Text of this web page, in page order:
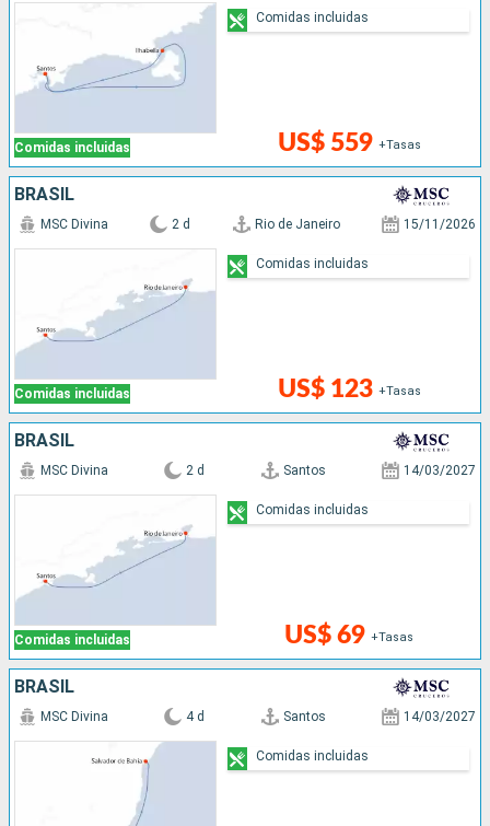
Comidas incluidas US$ 559 +Tasas
Comidas incluidas
BRASIL
Comidas incluidas
MSC Divina 2 d Rio de Janeiro 15/11/2026
US$ 123 +Tasas
Comidas incluidas
BRASIL
Comidas incluidas
MSC Divina 2 d Santos 14/03/2027
US$ 69 +Tasas
Comidas incluidas
BRASIL
MSC Divina 4 d Santos 14/03/2027
Comidas incluidas